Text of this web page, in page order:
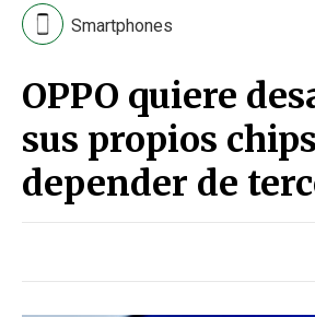
Smartphones
OPPO quiere
sus propios
depender de